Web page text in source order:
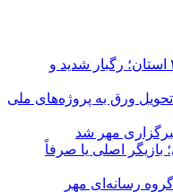
هشدار نارنجی هواشناسی برای ۴ استان؛ رگبار شدید و
تحویل ورق به پروژه‌های ملی
مهر شد
اصلی یا صرفاً
رسانه‌ای مهر